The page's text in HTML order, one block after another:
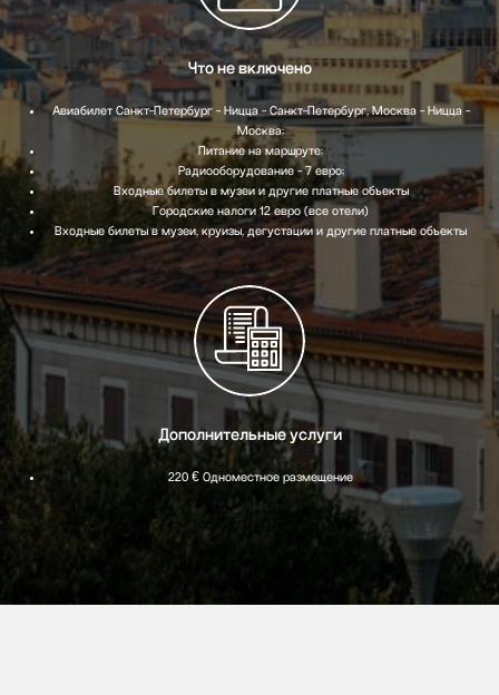
Что не включено
Авиабилет Санкт-Петербург - Ницца - Санкт-Петербург, Москва - Ницца -
Москва;
Питание на маршруте;
Радиооборудование - 7 евро;
Входные билеты в музеи и другие платные объекты
Городские налоги 12 евро (все отели)
Входные билеты в музеи, круизы, дегустации и другие платные объекты
Дополнительные услуги
220 € Одноместное размещение